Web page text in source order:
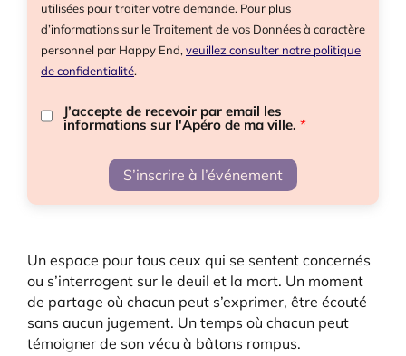
utilisées pour traiter votre demande. Pour plus
d’informations sur le Traitement de vos Données à caractère
personnel par Happy End, veuillez consulter notre politique
de confidentialité.
J’accepte de recevoir par email les
informations sur l'Apéro de ma ville. *
S’inscrire à l’événement
Un espace pour tous ceux qui se sentent concernés
ou s’interrogent sur le deuil et la mort. Un moment
de partage où chacun peut s’exprimer, être écouté
sans aucun jugement. Un temps où chacun peut
témoigner de son vécu à bâtons rompus.